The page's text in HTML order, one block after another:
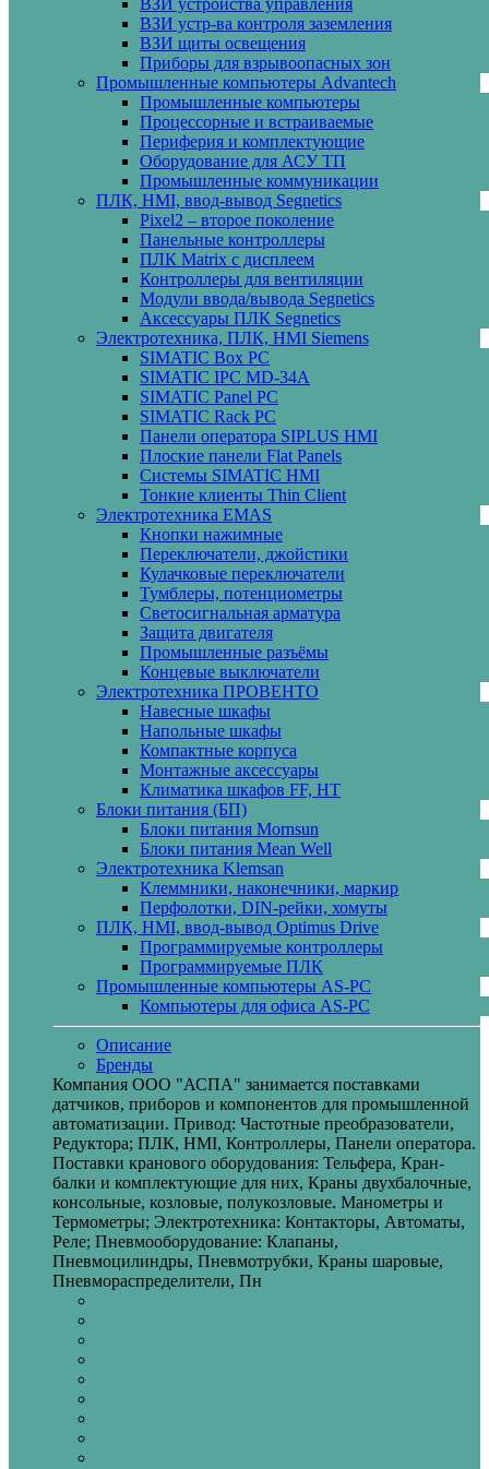
ВЗИ устройства управления
ВЗИ устр-ва контроля заземления
ВЗИ щиты освещения
Приборы для взрывоопасных зон
Промышленные компьютеры Advantech
Промышленные компьютеры
Процессорные и встраиваемые
Периферия и комплектующие
Оборудование для АСУ ТП
Промышленные коммуникации
ПЛК, HMI, ввод-вывод Segnetics
Pixel2 – второе поколение
Панельные контроллеры
ПЛК Matrix с дисплеем
Контроллеры для вентиляции
Модули ввода/вывода Segnetics
Аксессуары ПЛК Segnetics
Электротехника, ПЛК, HMI Siemens
SIMATIC Box PC
SIMATIC IPC MD-34A
SIMATIC Panel PС
SIMATIC Rack PC
Панели оператора SIPLUS HMI
Плоские панели Flat Panels
Системы SIMATIC HMI
Тонкие клиенты Thin Client
Электротехника EMAS
Кнопки нажимные
Переключатели, джойстики
Кулачковые переключатели
Тумблеры, потенциометры
Светосигнальная арматура
Защита двигателя
Промышленные разъёмы
Концевые выключатели
Электротехника ПРОВЕНТО
Навесные шкафы
Напольные шкафы
Компактные корпуса
Монтажные аксессуары
Климатика шкафов FF, HT
Блоки питания (БП)
Блоки питания Mornsun
Блоки питания Mean Well
Электротехника Klemsan
Клеммники, наконечники, маркир
Перфолотки, DIN-рейки, хомуты
ПЛК, HMI, ввод-вывод Optimus Drive
Программируемые контроллеры
Программируемые ПЛК
Промышленные компьютеры AS-PC
Компьютеры для офиса AS-PC
Описание
Бренды
Компания ООО "АСПА" занимается поставками
датчиков, приборов и компонентов для промышленной
автоматизации. Привод: Частотные преобразователи,
Редуктора; ПЛК, HMI, Контроллеры, Панели оператора.
Поставки кранового оборудования: Тельфера, Кран-
балки и комплектующие для них, Краны двухбалочные,
консольные, козловые, полукозловые. Манометры и
Термометры; Электротехника: Контакторы, Автоматы,
Реле; Пневмооборудование: Клапаны,
Пневмоцилиндры, Пневмотрубки, Краны шаровые,
Пневмораспределители, Пн